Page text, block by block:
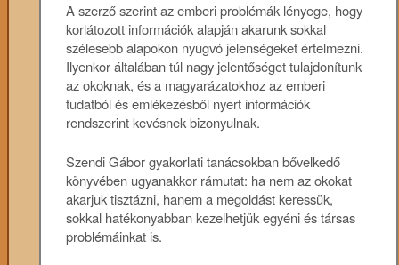
A szerző szerint az emberi problémák lényege, hogy
korlátozott információk alapján akarunk sokkal
szélesebb alapokon nyugvó jelenségeket értelmezni.
Ilyenkor általában túl nagy jelentőséget tulajdonítunk
az okoknak, és a magyarázatokhoz az emberi
tudatból és emlékezésből nyert információk
rendszerint kevésnek bizonyulnak.
Szendi Gábor gyakorlati tanácsokban bővelkedő
könyvében ugyanakkor rámutat: ha nem az okokat
akarjuk tisztázni, hanem a megoldást keressük,
sokkal hatékonyabban kezelhetjük egyéni és társas
problémáinkat is.